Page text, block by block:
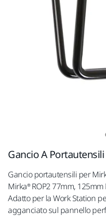
Gancio A Portautensili
Gancio portautensili per
Mirka® ROP2 77mm, 125mm
Adatto per la Work Station
agganciato sul pannello